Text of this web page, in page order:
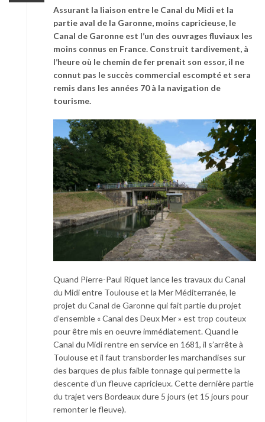
Assurant la liaison entre le Canal du Midi et la
partie aval de la Garonne, moins capricieuse, le
Canal de Garonne est l’un des ouvrages fluviaux les
moins connus en France. Construit tardivement, à
l’heure où le chemin de fer prenait son essor, il ne
connut pas le succès commercial escompté et sera
remis dans les années 70 à la navigation de
tourisme.
Quand Pierre-Paul Riquet lance les travaux du Canal
du Midi entre Toulouse et la Mer Méditerranée, le
projet du Canal de Garonne qui fait partie du projet
d’ensemble « Canal des Deux Mer » est trop couteux
pour être mis en oeuvre immédiatement. Quand le
Canal du Midi rentre en service en 1681, il s’arrête à
Toulouse et il faut transborder les marchandises sur
des barques de plus faible tonnage qui permette la
descente d’un fleuve capricieux. Cette dernière partie
du trajet vers Bordeaux dure 5 jours (et 15 jours pour
remonter le fleuve).